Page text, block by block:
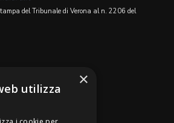
del Tribunale di Verona al n. 2206 del
×
utilizza